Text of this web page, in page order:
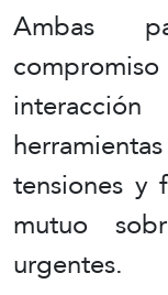
Ambas
tensiones y
mutuo
urgentes.